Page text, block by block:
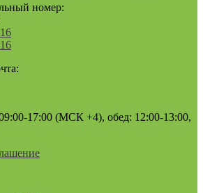
номер:
17:00 (МСК +4), обед: 12:00-13:00,